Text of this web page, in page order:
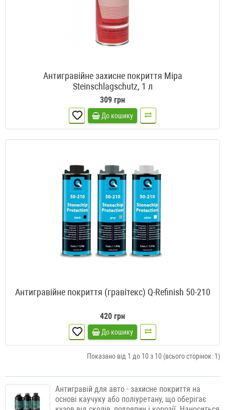
Антигравійне захисне покриття Mipa
Steinschlagschutz, 1 л
309 грн
До кошику
Антигравійне покриття (гравітекс) Q-Refinish 50-210
420 грн
До кошику
Показано від 1 до 10 з 10 (всього сторінок: 1)
Антигравій для авто - захисне покриття на
основі каучуку або поліуретану, що оберігає